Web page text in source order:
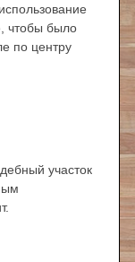
чтобы было
по центру
участок